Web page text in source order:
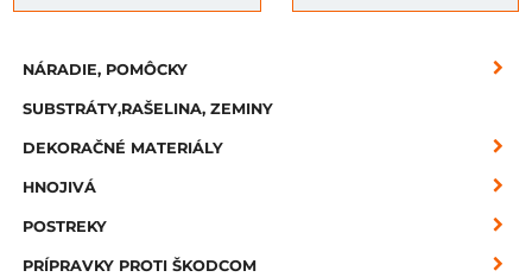
NÁRADIE, POMÔCKY
SUBSTRÁTY,RAŠELINA, ZEMINY
DEKORAČNÉ MATERIÁLY
HNOJIVÁ
POSTREKY
PRÍPRAVKY PROTI ŠKODCOM